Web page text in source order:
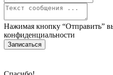
Нажимая кнопку “Отправить”
конфиденциальности
Записаться